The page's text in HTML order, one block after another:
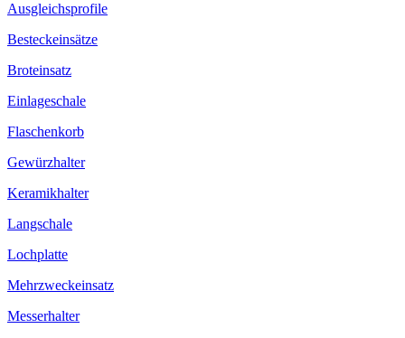
Ausgleichsprofile
Besteckeinsätze
Broteinsatz
Einlageschale
Flaschenkorb
Gewürzhalter
Keramikhalter
Langschale
Lochplatte
Mehrzweckeinsatz
Messerhalter